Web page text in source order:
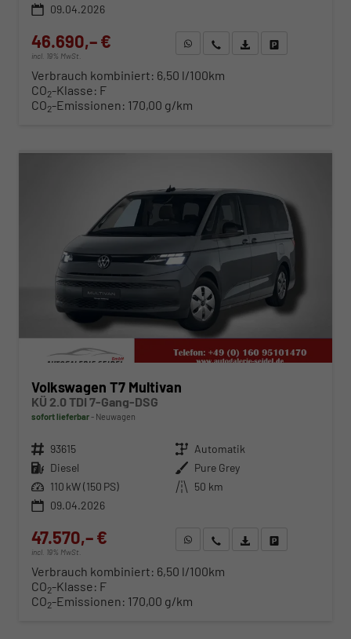
09.04.2026
46.690,– €
incl. 19% MwSt.
WhatsApp anfragen
Wir rufen Sie anFahrzeugexposé (PDF)
Verbrauch kombiniert: 6,50 l/100km
CO2-Klasse: F
CO2-Emissionen: 170,00 g/km
Volkswagen T7 Multivan
KÜ 2.0 TDI 7-Gang-DSG
sofort lieferbar Neuwagen
Fahrzeugnr. 93615 Getriebe Automatik
Kraftstoff Diesel Außenfarbe Pure Grey
Leistung 110 kW (150 PS) Kilometerstand 50 km
09.04.2026
47.570,– €
incl. 19% MwSt.
WhatsApp anfragen
Wir rufen Sie anFahrzeugexposé (PDF)
Verbrauch kombiniert: 6,50 l/100km
CO2-Klasse: F
CO2-Emissionen: 170,00 g/km